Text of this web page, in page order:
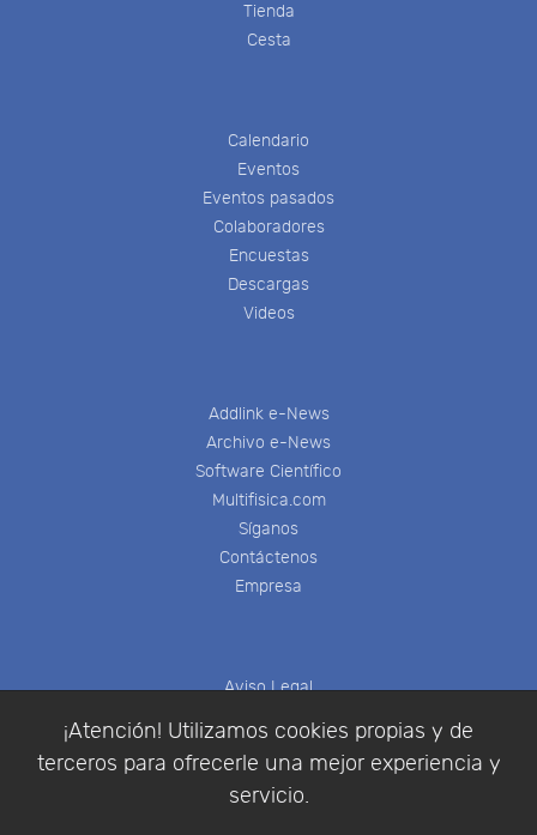
¡Atención! Utilizamos cookies propias y de
terceros para ofrecerle una mejor experiencia y
servicio.
Tienda
Cesta
Calendario
Eventos
Eventos pasados
Colaboradores
Encuestas
Descargas
Videos
Addlink e-News
Archivo e-News
Software Científico
Multifisica.com
Síganos
Contáctenos
Empresa
Aviso Legal
Política de Privacidad
Condiciones de compra
Identificarse